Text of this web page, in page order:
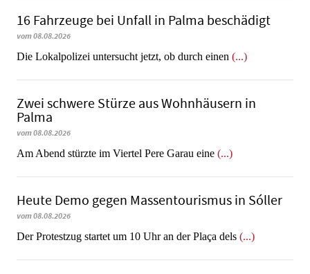
16 Fahrzeuge bei Unfall in Palma beschädigt
vom 08.08.2026
Die Lokalpolizei untersucht jetzt, ob durch einen (...)
Zwei schwere Stürze aus Wohnhäusern in
Palma
vom 08.08.2026
Am Abend stürzte im Viertel Pere Garau eine (...)
Heute Demo gegen Massentourismus in Sóller
vom 08.08.2026
Der Protestzug startet um 10 Uhr an der Plaça dels (...)